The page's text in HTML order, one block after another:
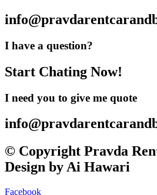
I have a question?
Start Chating Now!
I need you to give me quote
© Copyright Pravda
Design by Ai Hawari
Facebook